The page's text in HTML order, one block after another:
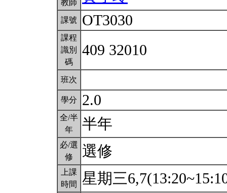
教師
課號 OT3030
課程
識別
碼
409 32010
班次
學分 2.0
全/半
年
半年
必/選
修
選修
上課
時間
星期三